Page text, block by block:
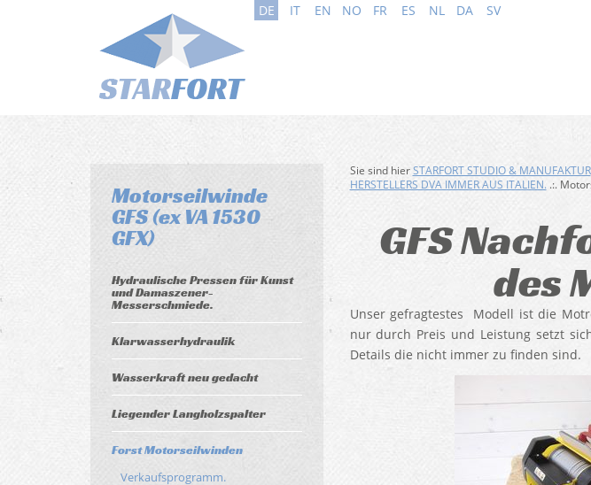
DE IT EN NO FR ES NL DA SV
Motorseilwinde
GFS (ex VA 1530
GFX)
Hydraulische Pressen für Kunst
und Damaszener-
Messerschmiede.
Klarwasserhydraulik
Wasserkraft neu gedacht
Liegender Langholzspalter
Forst Motorseilwinden
Verkaufsprogramm.
Sie sind hierSTARFORT STUDIO & MANUFAKTUR
HERSTELLERS DVA IMMER AUS ITALIEN..:.
GFS
des
Unser gefragtestes Modell ist die
nur durch Preis und Leistung setzt
Details die nicht immer zu finden sind.